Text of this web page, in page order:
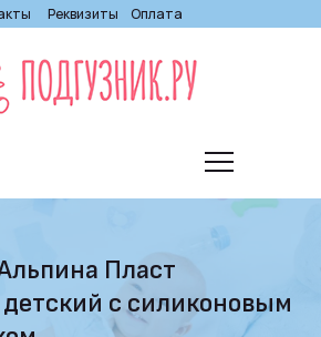
Реквизиты Оплата
Пласт
с силиконовым